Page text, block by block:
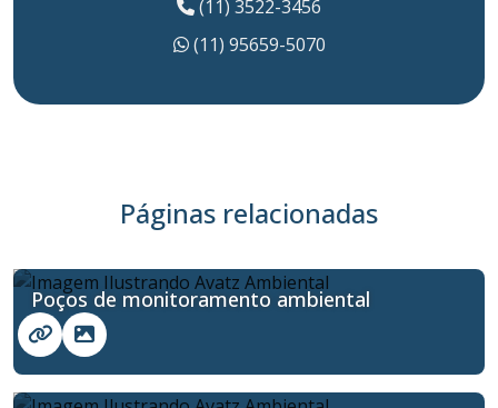
(11) 3522-3456
(11) 95659-5070
Páginas relacionadas
Poços de monitoramento ambiental